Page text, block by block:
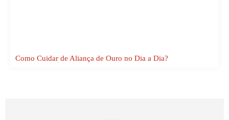
Como Cuidar de Aliança de Ouro no Dia a Dia?